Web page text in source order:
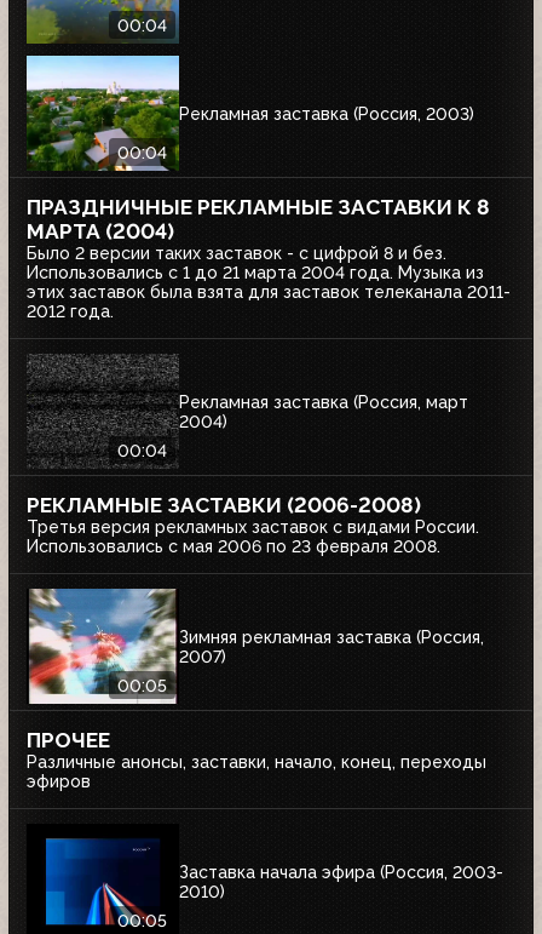
00:04
00:04
Рекламная заставка (Россия, 2003)
ПРАЗДНИЧНЫЕ РЕКЛАМНЫЕ ЗАСТАВКИ К 8
МАРТА (2004)
Было 2 версии таких заставок - с цифрой 8 и без.
Использовались с 1 до 21 марта 2004 года. Музыка из
этих заставок была взята для заставок телеканала 2011-
2012 года.
00:04
Рекламная заставка (Россия, март
2004)
РЕКЛАМНЫЕ ЗАСТАВКИ (2006-2008)
Третья версия рекламных заставок с видами России.
Использовались с мая 2006 по 23 февраля 2008.
00:05
Зимняя рекламная заставка (Россия,
2007)
ПРОЧЕЕ
Различные анонсы, заставки, начало, конец, переходы
эфиров
00:05
Заставка начала эфира (Россия, 2003-
2010)